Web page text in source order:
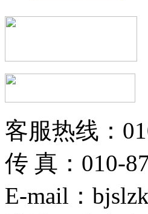
客服热线：
传 真：010-
E-mail：